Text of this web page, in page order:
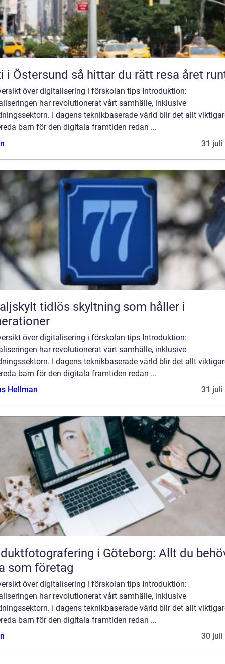
Taxi i Östersund så hittar du rätt resa året
över digitalisering i förskolan tips Introduktion:
har revolutionerat vårt samhälle, inklusive
I dagens teknikbaserade värld blir det allt
barn för den digitala framtiden redan ...
31 juli
skyltning som håller i
över digitalisering i förskolan tips Introduktion:
har revolutionerat vårt samhälle, inklusive
I dagens teknikbaserade värld blir det allt
barn för den digitala framtiden redan ...
Hellman
31 juli
i Göteborg: Allt du
som företag
över digitalisering i förskolan tips Introduktion:
har revolutionerat vårt samhälle, inklusive
I dagens teknikbaserade värld blir det allt
barn för den digitala framtiden redan ...
30 juli